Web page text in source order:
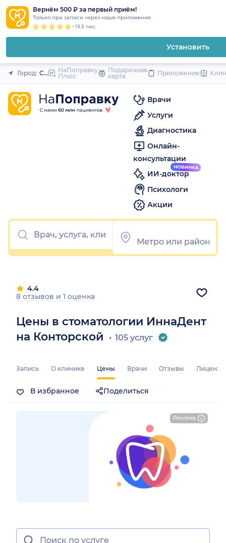
Вернём 500 ₽ за первый приём!
Только при записи через наше приложение
~13.5 тыс.
Установить
Закрыть
Город: Санкт-Петербург
НаПоправку
Плюс
Подарочная
карта
Приложение
Врачи
Услуги
Диагностика
Онлайн-
консультации
ИИ-доктор
Психологи
Акции
Реклама
Цены в стоматологии ИннаДент
на Конторской
105 услуг
4.4
8 отзывов и 1 оценка
Запись О клинике Цены Врачи Отзывы
В избранное Поделиться